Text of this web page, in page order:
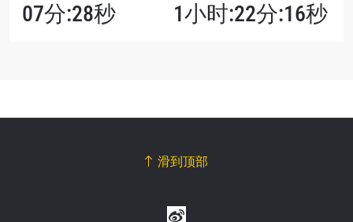
07分:28秒 1小时:22分:16秒
滑到顶部